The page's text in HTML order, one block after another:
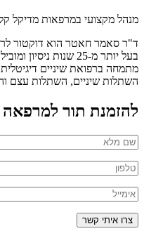
מנהל מקצועי במרפאות מדיקל
בעל יותר מ-25 שנות
מתמחה ברפואת שיניים
השתלות שיניים, השתלות עצם
להזמנת תור למרפאה